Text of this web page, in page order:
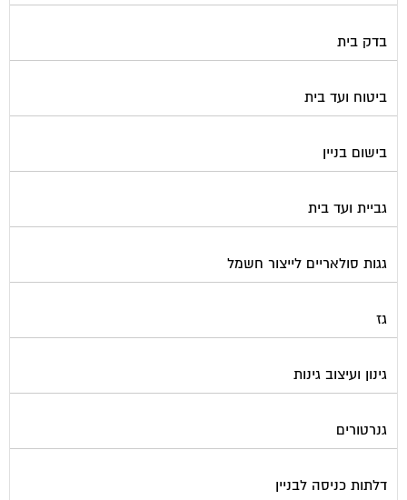
בדק בית
ביטוח ועד בית
בישום בניין
גביית ועד בית
גגות סולאריים לייצור חשמל
גז
גינון ועיצוב גינות
גנרטורים
דלתות כניסה לבניין